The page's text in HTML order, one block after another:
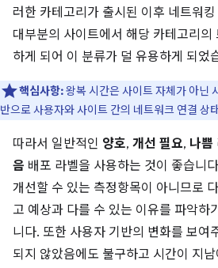
러한 카테고리가 출시된 이후 네트워
대부분의 사이트에서 해당 카테고리의
하게 되어 이 분류가 덜 유용하게 되었
핵심사항:왕복 시간은 사이트 자체가 아닌
반으로 사용자와 사이트 간의 네트워크 연결 상
따라서 일반적인 양호, 개선 필요, 나쁨
음 배포 라벨을 사용하는 것이 좋습니
개선할 수 있는 측정항목이 아니므로
고 예상과 다를 수 있는 이유를 파악하
니다. 또한 사용자 기반의 변화를 보여
되지 않았음에도 불구하고 시간이 지